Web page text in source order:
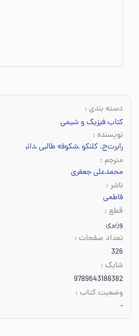
دسته بندی :
کتاب فیزیک و شیمی
نویسنده :
رابرت‌ج. کلنکو ,شکوفه طالبی,دانیل کلپنر
مترجم :
محمدعلی جعفری
ناشر :
فاطمی
قطع :
وزیری
تعداد صفحات :
326
شابک :
9789643188382
وضعیت کتاب :
-